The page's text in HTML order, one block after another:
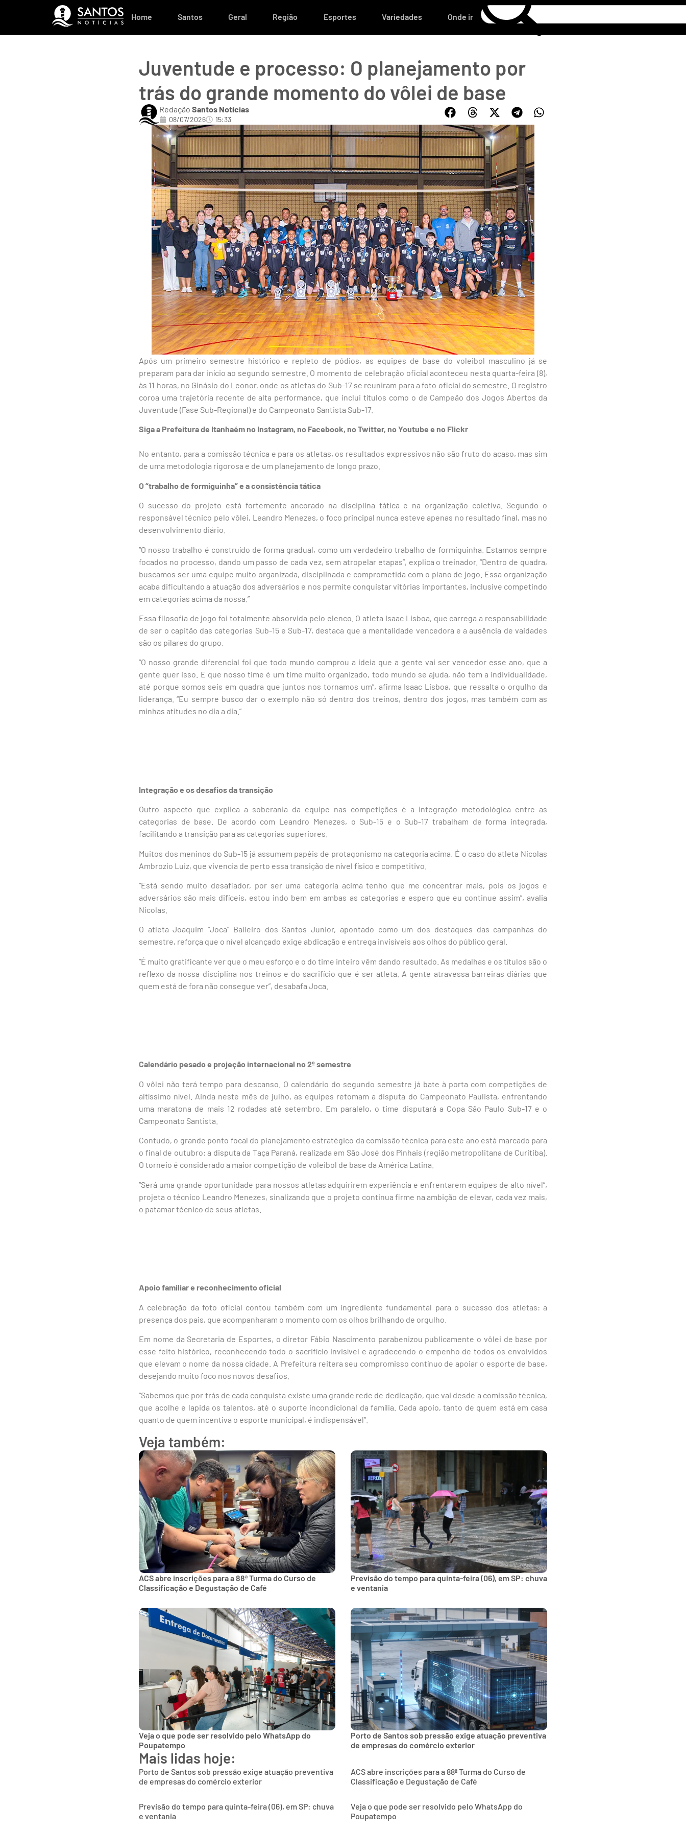
Home Santos Geral Região Esportes Variedades Onde ir
Juventude e processo: O planejamento por
trás do grande momento do vôlei de base
Redação Santos Notícias
08/07/2026 15:33
Após um primeiro semestre histórico e repleto de pódios, as equipes de base do voleibol masculino já se
preparam para dar início ao segundo semestre. O momento de celebração oficial aconteceu nesta quarta-feira (8),
às 11 horas, no Ginásio do Leonor, onde os atletas do Sub-17 se reuniram para a foto oficial do semestre. O registro
coroa uma trajetória recente de alta performance, que inclui títulos como o de Campeão dos Jogos Abertos da
Juventude (Fase Sub-Regional) e do Campeonato Santista Sub-17.
Siga a Prefeitura de Itanhaém no Instagram, no Facebook, noTwitter, noYoutube e no Flickr
No entanto, para a comissão técnica e para os atletas, os resultados expressivos não são fruto do acaso, mas sim
de uma metodologia rigorosa e de um planejamento de longo prazo.
O “trabalho de formiguinha” e a consistência tática
O sucesso do projeto está fortemente ancorado na disciplina tática e na organização coletiva. Segundo o
responsável técnico pelo vôlei, Leandro Menezes, o foco principal nunca esteve apenas no resultado final, mas no
desenvolvimento diário.
“O nosso trabalho é construído de forma gradual, como um verdadeiro trabalho de formiguinha. Estamos sempre
focados no processo, dando um passo de cada vez, sem atropelar etapas”, explica o treinador. “Dentro de quadra,
buscamos ser uma equipe muito organizada, disciplinada e comprometida com o plano de jogo. Essa organização
acaba dificultando a atuação dos adversários e nos permite conquistar vitórias importantes, inclusive competindo
em categorias acima da nossa.”
Essa filosofia de jogo foi totalmente absorvida pelo elenco. O atleta Isaac Lisboa, que carrega a responsabilidade
de ser o capitão das categorias Sub-15 e Sub-17, destaca que a mentalidade vencedora e a ausência de vaidades
são os pilares do grupo.
“O nosso grande diferencial foi que todo mundo comprou a ideia que a gente vai ser vencedor esse ano, que a
gente quer isso. E que nosso time é um time muito organizado, todo mundo se ajuda, não tem a individualidade,
até porque somos seis em quadra que juntos nos tornamos um”, afirma Isaac Lisboa, que ressalta o orgulho da
liderança. “Eu sempre busco dar o exemplo não só dentro dos treinos, dentro dos jogos, mas também com as
minhas atitudes no dia a dia.”
Integração e os desafios da transição
Outro aspecto que explica a soberania da equipe nas competições é a integração metodológica entre as
categorias de base. De acordo com Leandro Menezes, o Sub-15 e o Sub-17 trabalham de forma integrada,
facilitando a transição para as categorias superiores.
Muitos dos meninos do Sub-15 já assumem papéis de protagonismo na categoria acima. É o caso do atleta Nicolas
Ambrozio Luiz, que vivencia de perto essa transição de nível físico e competitivo.
“Está sendo muito desafiador, por ser uma categoria acima tenho que me concentrar mais, pois os jogos e
adversários são mais difíceis, estou indo bem em ambas as categorias e espero que eu continue assim”, avalia
Nicolas.
O atleta Joaquim “Joca” Balieiro dos Santos Junior, apontado como um dos destaques das campanhas do
semestre, reforça que o nível alcançado exige abdicação e entrega invisíveis aos olhos do público geral.
“É muito gratificante ver que o meu esforço e o do time inteiro vêm dando resultado. As medalhas e os títulos são o
reflexo da nossa disciplina nos treinos e do sacrifício que é ser atleta. A gente atravessa barreiras diárias que
quem está de fora não consegue ver”, desabafa Joca.
Calendário pesado e projeção internacional no 2º semestre
O vôlei não terá tempo para descanso. O calendário do segundo semestre já bate à porta com competições de
altíssimo nível. Ainda neste mês de julho, as equipes retomam a disputa do Campeonato Paulista, enfrentando
uma maratona de mais 12 rodadas até setembro. Em paralelo, o time disputará a Copa São Paulo Sub-17 e o
Campeonato Santista.
Contudo, o grande ponto focal do planejamento estratégico da comissão técnica para este ano está marcado para
o final de outubro: a disputa da Taça Paraná, realizada em São José dos Pinhais (região metropolitana de Curitiba).
O torneio é considerado a maior competição de voleibol de base da América Latina.
“Será uma grande oportunidade para nossos atletas adquirirem experiência e enfrentarem equipes de alto nível”,
projeta o técnico Leandro Menezes, sinalizando que o projeto continua firme na ambição de elevar, cada vez mais,
o patamar técnico de seus atletas.
Apoio familiar e reconhecimento oficial
A celebração da foto oficial contou também com um ingrediente fundamental para o sucesso dos atletas: a
presença dos pais, que acompanharam o momento com os olhos brilhando de orgulho.
Em nome da Secretaria de Esportes, o diretor Fábio Nascimento parabenizou publicamente o vôlei de base por
esse feito histórico, reconhecendo todo o sacrifício invisível e agradecendo o empenho de todos os envolvidos
que elevam o nome da nossa cidade. A Prefeitura reitera seu compromisso contínuo de apoiar o esporte de base,
desejando muito foco nos novos desafios.
“Sabemos que por trás de cada conquista existe uma grande rede de dedicação, que vai desde a comissão técnica,
que acolhe e lapida os talentos, até o suporte incondicional da família. Cada apoio, tanto de quem está em casa
quanto de quem incentiva o esporte municipal, é indispensável”.
Veja também:
ACS abre inscrições para a 88ª Turma do Curso de
Classificação e Degustação de Café
Previsão do tempo para quinta-feira (06), em SP: chuva
e ventania
Veja o que pode ser resolvido pelo WhatsApp do
Poupatempo
Porto de Santos sob pressão exige atuação preventiva
de empresas do comércio exterior
Mais lidas hoje:
Porto de Santos sob pressão exige atuação preventiva
de empresas do comércio exterior
ACS abre inscrições para a 88ª Turma do Curso de
Classificação e Degustação de Café
Previsão do tempo para quinta-feira (06), em SP: chuva
e ventania
Veja o que pode ser resolvido pelo WhatsApp do
Poupatempo